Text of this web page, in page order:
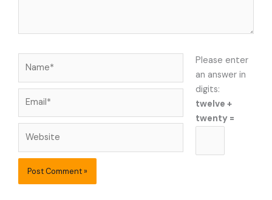
Please enter
an answer in
digits:
twelve +
twenty =